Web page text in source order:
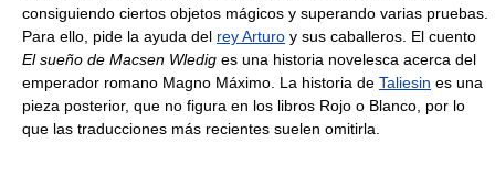
consiguiendo ciertos objetos mágicos y superando varias pruebas.
Para ello, pide la ayuda del rey Arturo y sus caballeros. El cuento
El sueño de Macsen Wledig es una historia novelesca acerca del
emperador romano Magno Máximo. La historia de Taliesin es una
pieza posterior, que no figura en los libros Rojo o Blanco, por lo
que las traducciones más recientes suelen omitirla.